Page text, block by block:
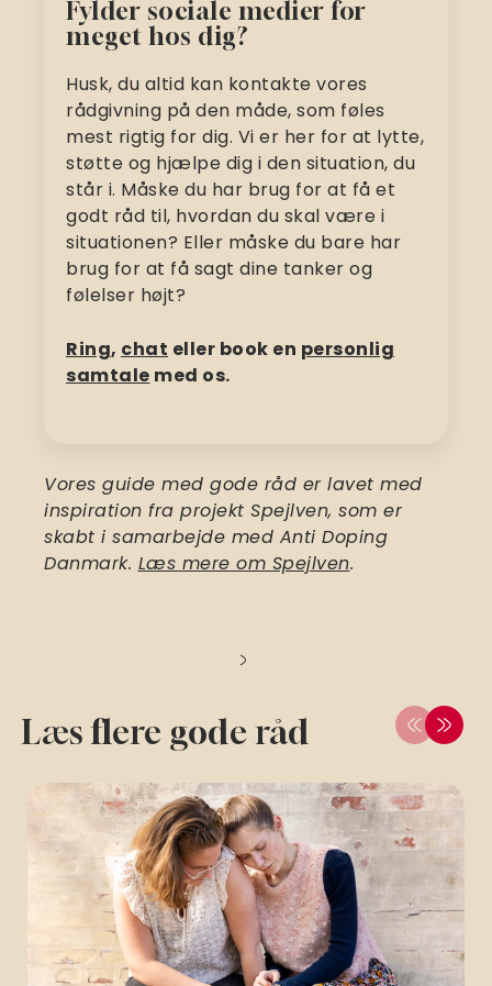
Fylder sociale medier for
meget hos dig?
Husk, du altid kan kontakte vores
rådgivning på den måde, som føles
mest rigtig for dig. Vi er her for at lytte,
støtte og hjælpe dig i den situation, du
står i. Måske du har brug for at få et
godt råd til, hvordan du skal være i
situationen? Eller måske du bare har
brug for at få sagt dine tanker og
følelser højt?
Ring, chat eller book en personlig
samtale med os.
Vores guide med gode råd er lavet med
inspiration fra projekt Spejlven, som er
skabt i samarbejde med Anti Doping
Danmark. Læs mere om Spejlven.
Læs flere gode råd